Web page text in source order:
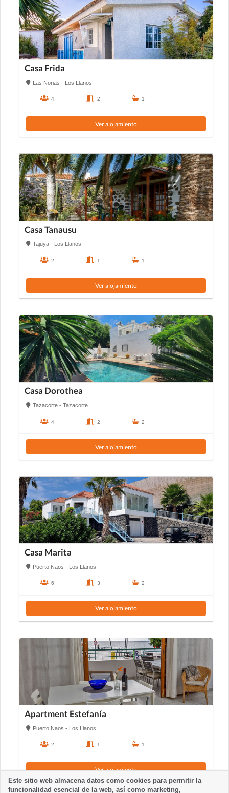
Casa Frida
Las Norias - Los Llanos
4 2 1
Ver alojamiento
Casa Tanausu
Tajuya - Los Llanos
2 1 1
Ver alojamiento
Casa Dorothea
Tazacorte - Tazacorte
4 2 2
Ver alojamiento
Casa Marita
Puerto Naos - Los Llanos
6 3 2
Ver alojamiento
Apartment Estefanía
Puerto Naos - Los Llanos
2 1 1
Ver alojamiento
Este sitio web almacena datos como cookies para permitir la
funcionalidad esencial de la web, así como marketing,